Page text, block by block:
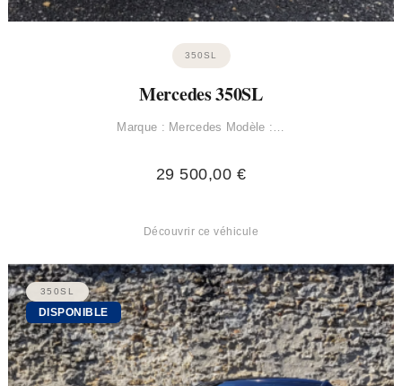
350SL
Mercedes 350SL
Marque : Mercedes Modèle :…
29 500,00 €
Découvrir ce véhicule
350SL
DISPONIBLE